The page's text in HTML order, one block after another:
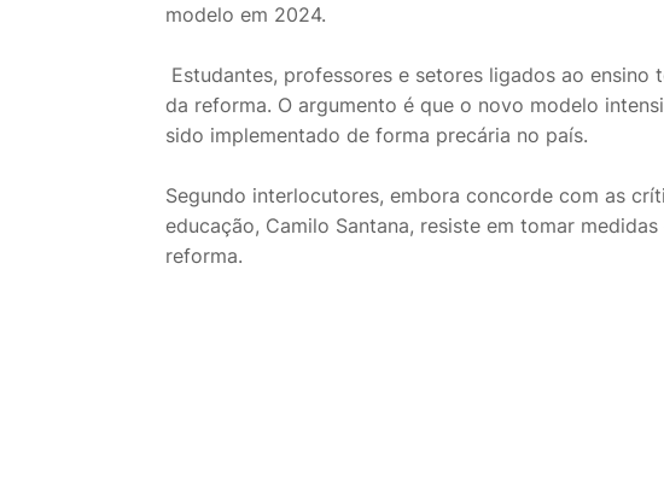
modelo em 2024.
Estudantes, professores e setores ligados ao
da reforma. O argumento é que o novo modelo
sido implementado de forma precária no país.
Segundo interlocutores, embora concorde com as
educação, Camilo Santana, resiste em tomar
reforma.